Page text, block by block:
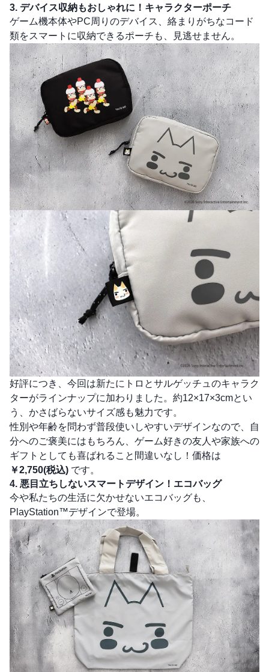
3. デバイス収納もおしゃれに！キャラクターポーチ
ゲーム機本体やPC周りのデバイス、絡まりがちなコード
類をスマートに収納できるポーチも、見逃せません。
好評につき、今回は新たにトロとサルゲッチュのキャラク
ターがラインナップに加わりました。約12×17×3cmとい
う、かさばらないサイズ感も魅力です。
性別や年齢を問わず普段使いしやすいデザインなので、自
分へのご褒美にはもちろん、ゲーム好きの友人や家族への
ギフトとしても喜ばれること間違いなし！価格は
￥2,750(税込) です。
4. 悪目立ちしないスマートデザイン！エコバッグ
今や私たちの生活に欠かせないエコバッグも、
PlayStation™デザインで登場。